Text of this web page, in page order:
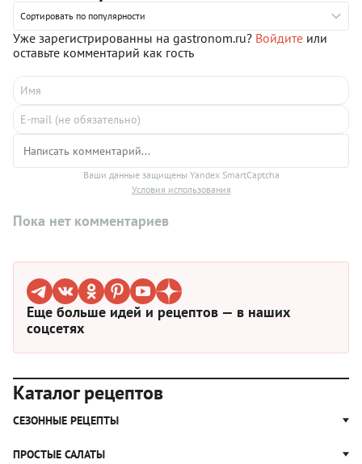
Сортировать по популярности
Уже зарегистрированны на gastronom.ru? Войдите или
оставьте комментарий как гость
Ваши данные защищены Yandex SmartCaptcha
Условия использования
Пока нет комментариев
Еще больше идей и рецептов — в наших
соцсетях
Каталог рецептов
СЕЗОННЫЕ РЕЦЕПТЫ
Рецепты из капусты
ПРОСТЫЕ САЛАТЫ